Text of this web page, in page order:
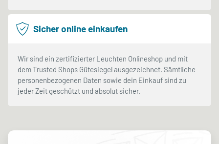
Sicher online einkaufen
Wir sind ein zertifizierter Leuchten Onlineshop und mit
dem Trusted Shops Gütesiegel ausgezeichnet. Sämtliche
personenbezogenen Daten sowie dein Einkauf sind zu
jeder Zeit geschützt und absolut sicher.